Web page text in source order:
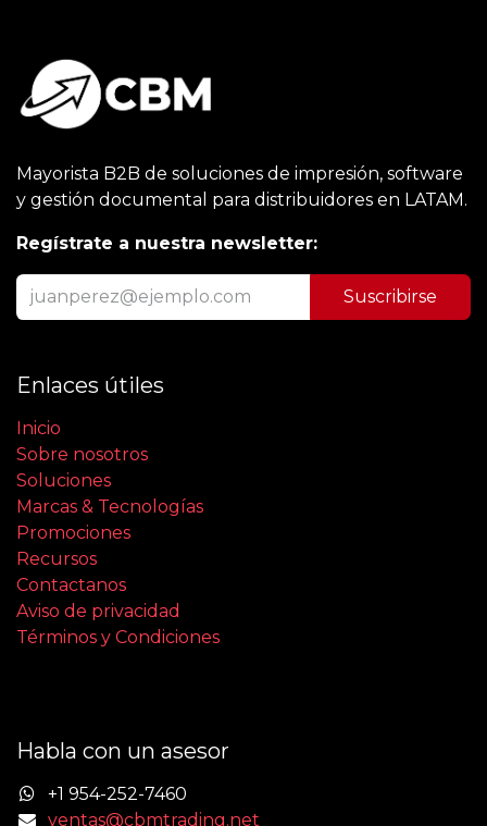
Mayorista B2B de soluciones de impresión, software
y gestión documental para distribuidores en LATAM.
Regístrate a nuestra newsletter:
Suscribirse
Enlaces útiles
Inicio
Sobre nosotros
Soluciones
Marcas & Tecnologías
Promociones
Recursos
Contactanos
Aviso de privacidad
Términos y Condiciones
Habla con un asesor
+1 954-252-7460
ventas@cbmtrading.net